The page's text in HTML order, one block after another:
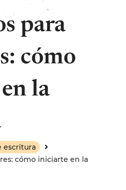
para
cómo
la
escritura
cómo iniciarte en la